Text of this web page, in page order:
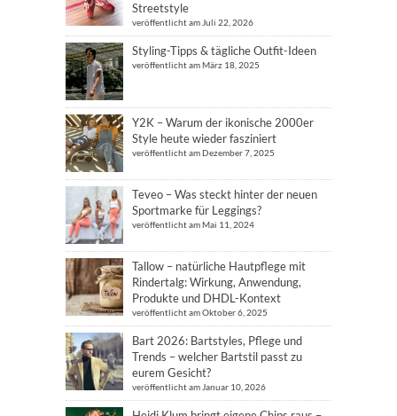
Streetstyle
veröffentlicht am Juli 22, 2026
Styling-Tipps & tägliche Outfit-Ideen
veröffentlicht am März 18, 2025
Y2K – Warum der ikonische 2000er
Style heute wieder fasziniert
veröffentlicht am Dezember 7, 2025
Teveo – Was steckt hinter der neuen
Sportmarke für Leggings?
veröffentlicht am Mai 11, 2024
Tallow – natürliche Hautpflege mit
Rindertalg: Wirkung, Anwendung,
Produkte und DHDL-Kontext
veröffentlicht am Oktober 6, 2025
Bart 2026: Bartstyles, Pflege und
Trends – welcher Bartstil passt zu
eurem Gesicht?
veröffentlicht am Januar 10, 2026